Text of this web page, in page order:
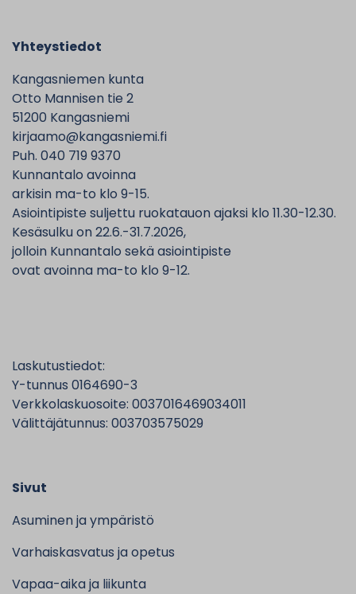
Yhteystiedot
Kangasniemen kunta
Otto Mannisen tie 2
51200 Kangasniemi
kirjaamo@kangasniemi.fi
Puh. 040 719 9370
Kunnantalo avoinna
arkisin ma-to klo 9-15.
Asiointipiste suljettu ruokatauon ajaksi klo 11.30-12.30.
Kesäsulku on 22.6.-31.7.2026,
jolloin Kunnantalo sekä asiointipiste
ovat avoinna ma-to klo 9-12.
Laskutustiedot:
Y-tunnus 0164690-3
Verkkolaskuosoite: 0037016469034011
Välittäjätunnus: 003703575029
Sivut
Asuminen ja ympäristö
Varhaiskasvatus ja opetus
Vapaa-aika ja liikunta